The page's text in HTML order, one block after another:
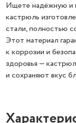
Ищете надёжную и
кастрюль
стали, полностью
Этот материал
к коррозии и
здоровья —
и сохраняют вкус